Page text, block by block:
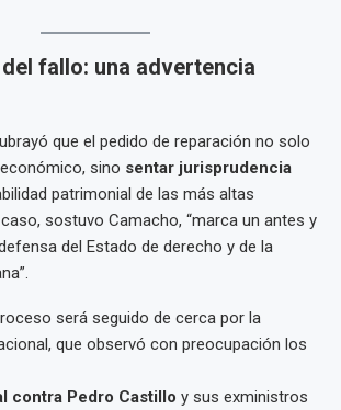
fallo: una advertencia
que el pedido de reparación no solo
sino sentar jurisprudencia
patrimonial de las más altas
sostuvo Camacho, “marca un antes y
del Estado de derecho y de la
será seguido de cerca por la
que observó con preocupación los
contra Pedro Castillo y sus exministros